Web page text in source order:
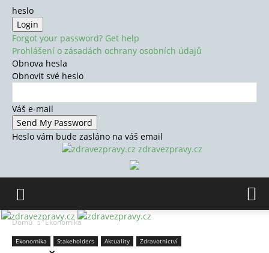
heslo
Forgot your password? Get help
Prohlášení o zásadách ochrany osobních údajů
Obnova hesla
Obnovit své heslo
Váš e-mail
Heslo vám bude zasláno na váš email
zdravezpravy.cz
Domů Ekonomika
Ekonomika Stakeholders Aktuality Zdravotnictví